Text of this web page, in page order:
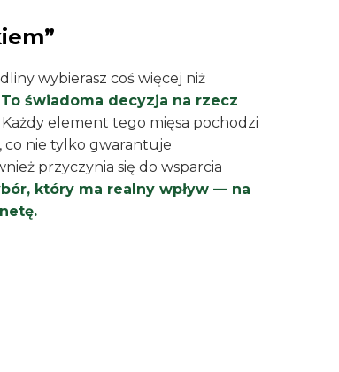
wybierasz coś więcej niż
To świadoma decyzja na rzecz
Każdy element tego mięsa pochodzi
nie tylko gwarantuje
przyczynia się do wsparcia
który ma realny wpływ — na